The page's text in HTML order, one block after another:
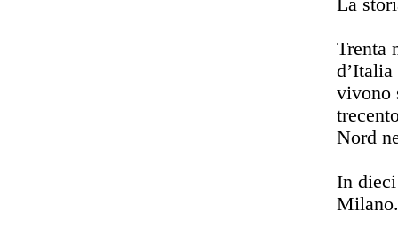
Trenta
vivono
Nord
In dieci
Milano.